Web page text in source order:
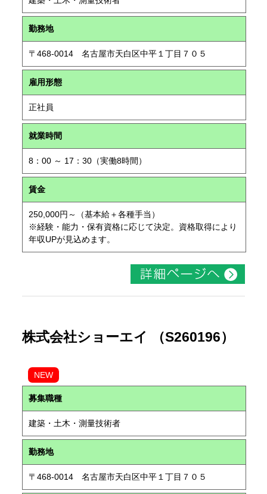
勤務地
〒468-0014 名古屋市天白区中平１丁目７０５
雇用形態
正社員
就業時間
8：00 ～ 17：30（実働8時間）
賃金
250,000円～（基本給＋各種手当）
※経験・能力・保有資格に応じて決定。資格取得により
年収UPが見込めます。
株式会社ショーエイ （S260196）
NEW
募集職種
建築・土木・測量技術者
勤務地
〒468-0014 名古屋市天白区中平１丁目７０５